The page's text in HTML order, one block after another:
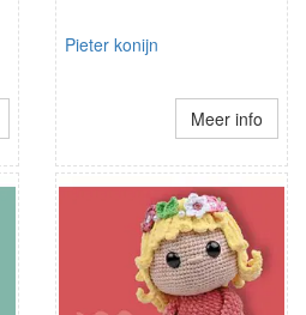
Pieter konijn
Meer info